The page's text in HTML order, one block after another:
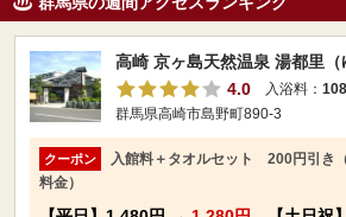
高崎 京ヶ島天然温泉 湯都里（
4.0
入浴料：
群馬県高崎市島野町890-3
クーポン
入館料＋タオルセット 200円引き
料金）